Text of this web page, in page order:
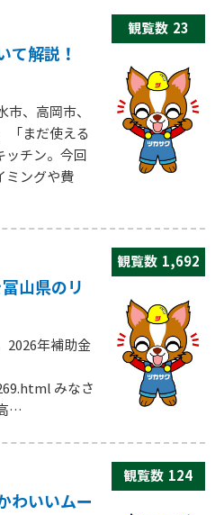
て解説！
、高岡市、
「まだ使える
ッチン。今回
ミングや費
観覧数 23
山県のリ
2026年補助金
みなさ
…
観覧数 1,692
わいいムー
観覧数 124